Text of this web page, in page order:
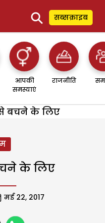
⚲ सब्सक्राइब
आपकी
समस्याएं
राजनीति
बचने के लिए
के लिए
मई 22, 2017